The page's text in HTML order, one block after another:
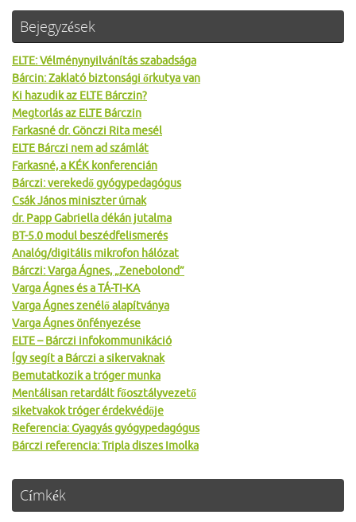
Bejegyzések
ELTE: Vélménynyilvánítás szabadsága
Bárcin: Zaklató biztonsági őrkutya van
Ki hazudik az ELTE Bárczin?
Megtorlás az ELTE Bárczin
Farkasné dr. Gönczi Rita mesél
ELTE Bárczi nem ad számlát
Farkasné, a KÉK konferencián
Bárczi: verekedő gyógypedagógus
Csák János miniszter úrnak
dr. Papp Gabriella dékán jutalma
BT-5.0 modul beszédfelismerés
Analóg/digitális mikrofon hálózat
Bárczi: Varga Ágnes, „Zenebolond”
Varga Ágnes és a TÁ-TI-KA
Varga Ágnes zenélő alapítványa
Varga Ágnes önfényezése
ELTE – Bárczi infokommunikáció
Így segít a Bárczi a sikervaknak
Bemutatkozik a tróger munka
Mentálisan retardált főosztályvezető
siketvakok tróger érdekvédője
Referencia: Gyagyás gyógypedagógus
Bárczi referencia: Tripla diszes Imolka
Címkék